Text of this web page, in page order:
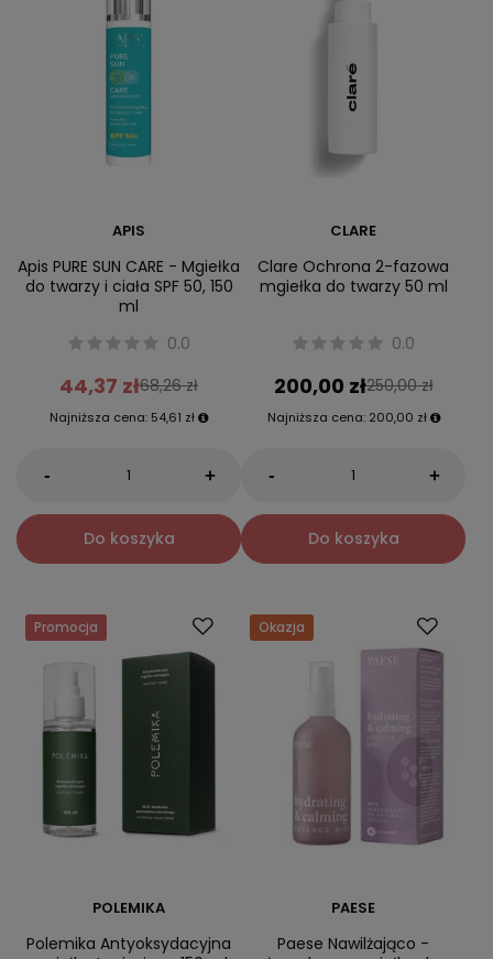
APIS
Apis PURE SUN CARE - Mgiełka
do twarzy i ciała SPF 50, 150
ml
0.0
44,37 zł68,26 zł
Najniższa cena: 54,61 zł
- +
Do koszyka
CLARE
Clare Ochrona 2-fazowa
mgiełka do twarzy 50 ml
0.0
200,00 zł250,00 zł
Najniższa cena: 200,00 zł
- +
Do koszyka
Promocja
POLEMIKA
Polemika Antyoksydacyjna
Okazja
PAESE
Paese Nawilżająco -